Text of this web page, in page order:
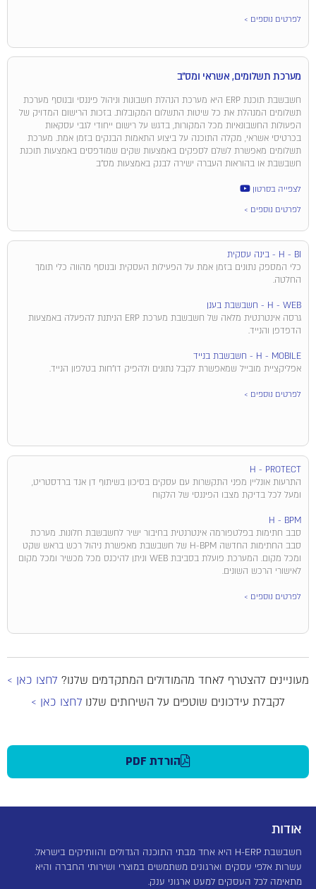
הורדת PDF
לפרטים נוספים >
מערכת תשלומים, אשראי ומס"ב
חשבשבת תוכנת ERP היא מערכת הנהלת חשבונות וניהול פיננסי ובנוסף מערכת
תשלומים המנהלת את כל שיטות התשלום המקובלות. בזכות הרישום המדויק של
הפעולות החשבונאיות מכל המקורות, בדגש על רישום ייחודי לגבי עסקאות
בכרטיסי אשראי, מקלה התוכנה על ביצוע התאמות הבנקים בזמן אמת. מערכת
תשלומים מאפשרת לשלם לספקים באמצעות שקים שמודפסים באמצעות תוכנת
חשבשבת או בהוראות העברה ישירה לבנק באמצעות מס"ב
לצפייה בסרטון
לפרטים נוספים >
H - BI - בינה עסקית
כלי המספק נתונים בזמן אמת על הפעילות העסקית ובנוסף מהווה כלי תומך
החלטה.
H - WEB - חשבשבת בענן
גרסה אינטרנטית מלאה של חשבשבת מערכת ERP הניתנת להפעלה באמצעות
הדפדפן והנייד.
H - MOBILE - חשבשבת בנייד
אפליקציית מובייל שמאפשרת לקבל נתונים ולהפיק דו"חות בטלפון הנייד.
לפרטים נוספים >
H - PROTECT
התרעות אונליין מפני התקשרות עם עסקים בסיכון בשיתוף דן אנד ברדסטריט,
ומעל לכל בדיקת מצבו הפיננסי של הלקוח​
H - BPM
סבב חתימות בפלטפורמה אינטרנטית בחיבור ישיר לחשבשבת חלונות. מערכת
סבב החתימות החדשה H-BPM של חשבשבת מאפשרת ניהול רכש בראש שקט
ומכל מקום. המערכת פועלת בסביבת WEB וניתן להיכנס מכל מכשיר ומכל מקום
לאישורי הרכש השונים.
לפרטים נוספים >
מעוניינים להצטרף לאחד מהמודולים המתקדמים שלנו? לחצו כאן >
לקבלת עידכונים שוטפים על השירותים שלנו לחצו כאן >
אודות
חשבשבת H-ERP היא אחד מבתי התוכנה הגדולים והוותיקים בישראל.
עשרות אלפי עסקים וארגונים משתמשים במוצרי ושירותי החברה והיא
מתאימה לכל העסקים למעט ארגוני ענק.